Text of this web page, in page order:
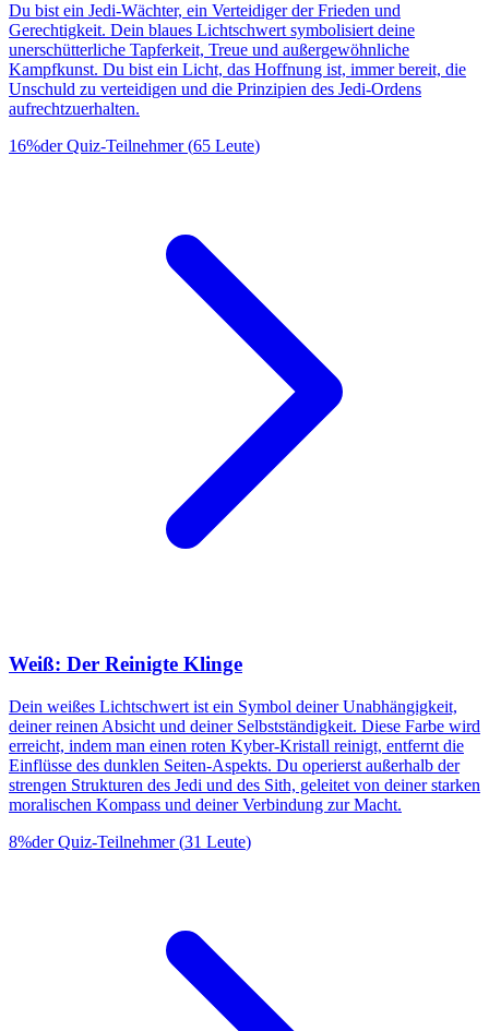
Du bist ein Jedi-Wächter, ein Verteidiger der Frieden und
Gerechtigkeit. Dein blaues Lichtschwert symbolisiert deine
unerschütterliche Tapferkeit, Treue und außergewöhnliche
Kampfkunst. Du bist ein Licht, das Hoffnung ist, immer bereit, die
Unschuld zu verteidigen und die Prinzipien des Jedi-Ordens
aufrechtzuerhalten.
16%der Quiz-Teilnehmer(65 Leute)
Weiß: Der Reinigte Klinge
Dein weißes Lichtschwert ist ein Symbol deiner Unabhängigkeit,
deiner reinen Absicht und deiner Selbstständigkeit. Diese Farbe wird
erreicht, indem man einen roten Kyber-Kristall reinigt, entfernt die
Einflüsse des dunklen Seiten-Aspekts. Du operierst außerhalb der
strengen Strukturen des Jedi und des Sith, geleitet von deiner starken
moralischen Kompass und deiner Verbindung zur Macht.
8%der Quiz-Teilnehmer(31 Leute)